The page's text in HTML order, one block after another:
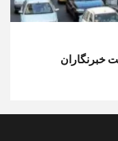
خبرنگاران